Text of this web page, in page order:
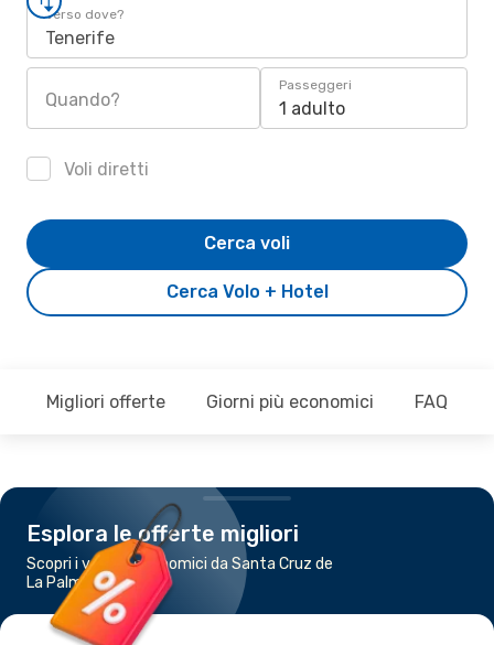
Verso dove?
Tenerife
Quando?
Passeggeri
1 adulto
Voli diretti
Cerca Volo + Hotel
Cerca voli
Migliori offerte Giorni più economici FAQ
Esplora le offerte migliori
Scopri i voli più economici da Santa Cruz de
La Palma a Tenerife